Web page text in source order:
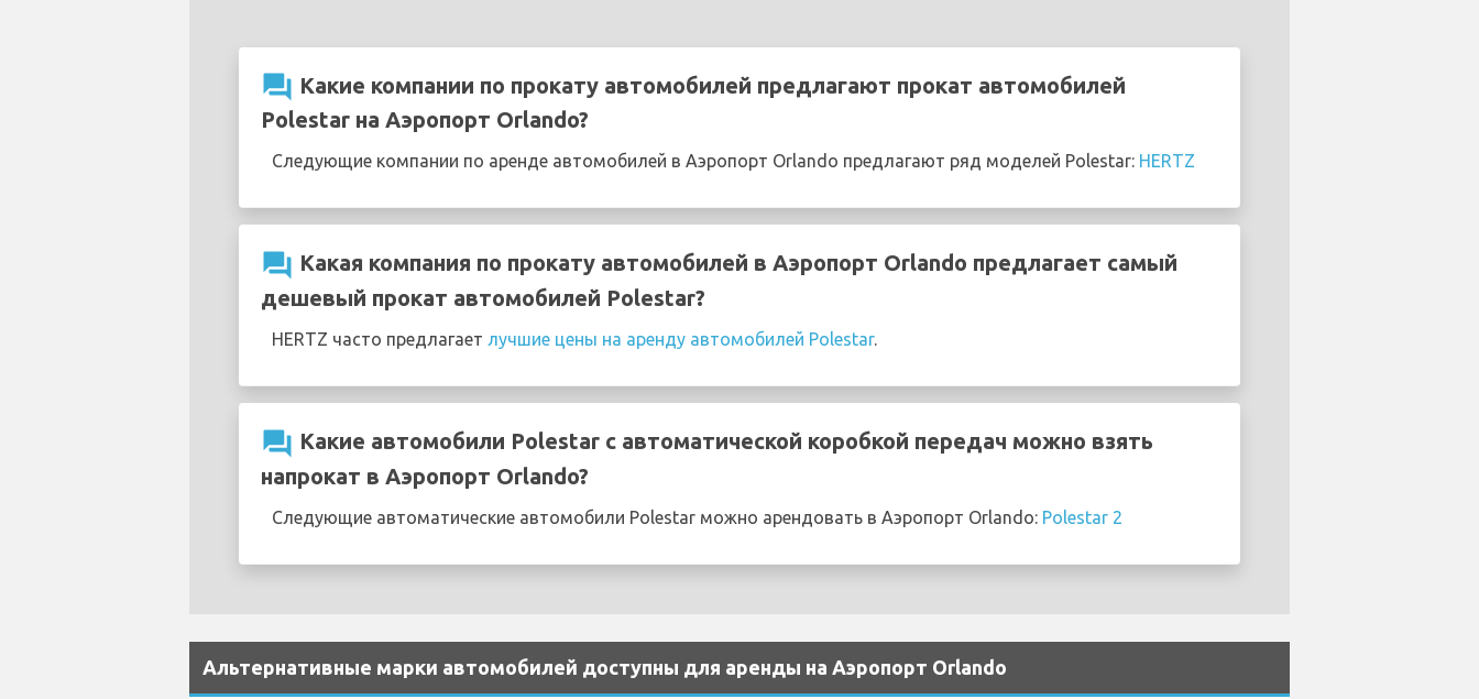
question_answer Какие компании по прокату автомобилей предлагают прокат автомобилей
Polestar на Аэропорт Orlando?
Следующие компании по аренде автомобилей в Аэропорт Orlando предлагают ряд моделей Polestar: HERTZ
question_answer Какая компания по прокату автомобилей в Аэропорт Orlando предлагает самый
дешевый прокат автомобилей Polestar?
HERTZ часто предлагает лучшие цены на аренду автомобилей Polestar.
question_answer Какие автомобили Polestar с автоматической коробкой передач можно взять
напрокат в Аэропорт Orlando?
Следующие автоматические автомобили Polestar можно арендовать в Аэропорт Orlando: Polestar 2
Альтернативные марки автомобилей доступны для аренды на Аэропорт Orlando